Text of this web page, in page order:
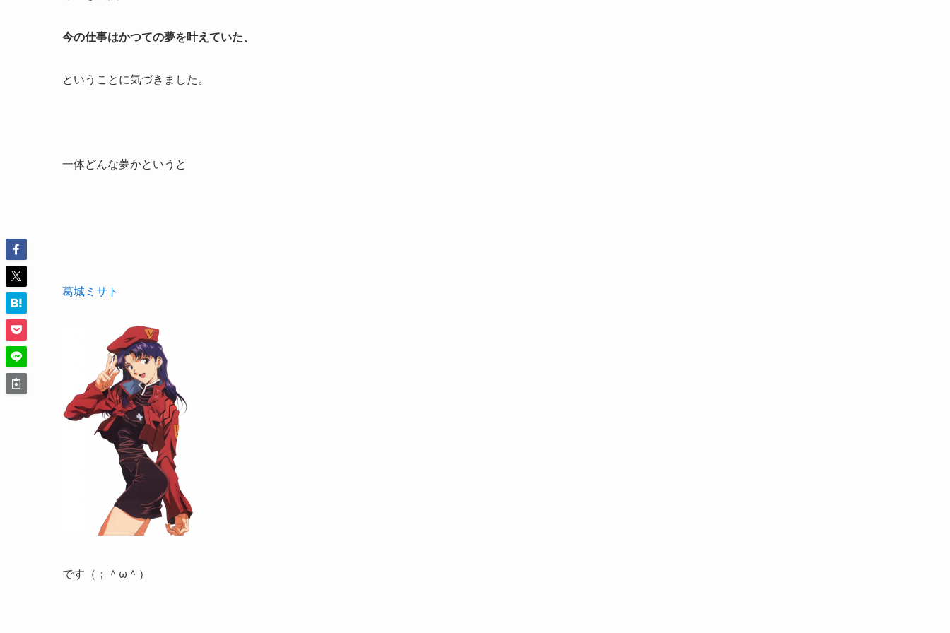
今の仕事はかつての夢を叶えていた、
ということに気づきました。
一体どんな夢かというと
葛城ミサト
です（；＾ω＾）